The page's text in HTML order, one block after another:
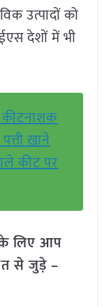
उत्पादों को
देशों में भी
कीटनाशक
खाने
कीट पर
लिए आप
से जुड़े –